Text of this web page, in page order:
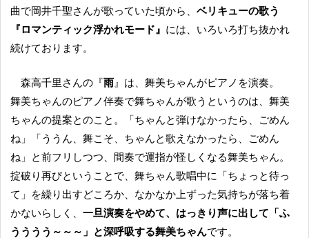
曲で岡井千聖さんが歌っていた頃から、 ベリキューの歌う
『ロマンティック浮かれモード』 には、いろいろ打ち抜かれ
続けております。
森高千里さんの『雨 』は、舞美ちゃんがピアノを演奏。
舞美ちゃんのピアノ伴奏で舞ちゃんが歌うというのは、舞美
ちゃんの提案とのこと。「ちゃんと弾けなかったら、ごめん
ね」「ううん、舞こそ、ちゃんと歌えなかったら、ごめん
ね」と前フリしつつ、間奏で運指が怪しくなる舞美ちゃん。
掟破り再びということで、舞ちゃん歌唱中に「ちょっと待っ
て」を繰り出すどころか、なかなか上ずった気持ちが落ち着
かないらしく、 一旦演奏をやめて、はっきり声に出して「ふ
うううう～～～」と深呼吸する舞美ちゃんです。